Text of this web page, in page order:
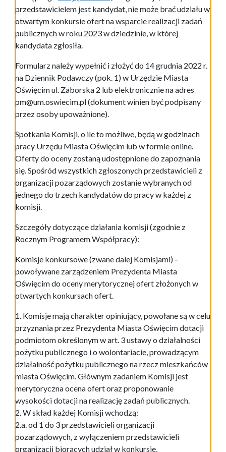
przedstawicielem jest kandydat, nie może brać udziału w
otwartym konkursie ofert na wsparcie realizacji zadań
publicznych w roku 2023 w dziedzinie, w której
kandydata zgłosiła.
Formularz należy wypełnić i złożyć do 14 grudnia 2022 r.
na Dziennik Podawczy (pok. 1) w Urzędzie Miasta
Oświęcim ul. Zaborska 2 lub elektronicznie na adres
pm@um.oswiecim.pl (dokument winien być podpisany
przez osoby upoważnione).
Spotkania Komisji, o ile to możliwe, będą w godzinach
pracy Urzędu Miasta Oświęcim lub w formie online.
Oferty do oceny zostaną udostępnione do zapoznania
się. Spośród wszystkich zgłoszonych przedstawicieli z
organizacji pozarządowych zostanie wybranych od
jednego do trzech kandydatów do pracy w każdej z
komisji.
Szczegóły dotyczące działania komisji (zgodnie z
Rocznym Programem Współpracy):
Komisje konkursowe (zwane dalej Komisjami) –
powoływane zarządzeniem Prezydenta Miasta
Oświęcim do oceny merytorycznej ofert złożonych w
otwartych konkursach ofert.
1. Komisje mają charakter opiniujący, powołane są w celu
przyznania przez Prezydenta Miasta Oświęcim dotacji
podmiotom określonym w art. 3 ustawy o działalności
pożytku publicznego i o wolontariacie, prowadzącym
działalność pożytku publicznego na rzecz mieszkańców
miasta Oświęcim. Głównym zadaniem Komisji jest
merytoryczna ocena ofert oraz proponowanie
wysokości dotacji na realizację zadań publicznych.
2. W skład każdej Komisji wchodzą:
2.a. od 1 do 3 przedstawicieli organizacji
pozarządowych, z wyłączeniem przedstawicieli
organizacji biorących udział w konkursie,